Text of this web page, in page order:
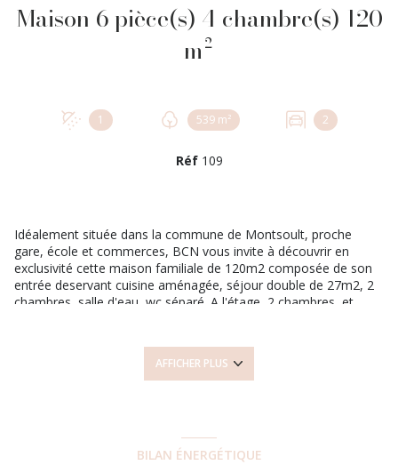
Maison 6 pièce(s) 4 chambre(s) 120
m²
1 539 m² 2
Réf 109
Idéalement située dans la commune de Montsoult, proche
gare, école et commerces, BCN vous invite à découvrir en
exclusivité cette maison familiale de 120m2 composée de son
entrée deservant cuisine aménagée, séjour double de 27m2, 2
chambres, salle d'eau, wc séparé. A l'étage, 2 chambres, et
version, classe climat G/464 et classe confort F/94. Le tout
410 000 euros (honoraires charge vendeur).
AFFICHER PLUS
BILAN ÉNERGÉTIQUE